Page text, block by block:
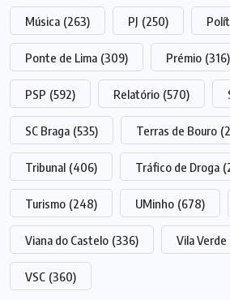
Música (263) PJ (250)
Ponte de Lima (309) Prémio (316)
PSP (592) Relatório (570)
SC Braga (535) Terras de Bouro
Tribunal (406) Tráfico de Droga
Turismo (248) UMinho (678)
Viana do Castelo (336) Vila Verde
VSC (360)